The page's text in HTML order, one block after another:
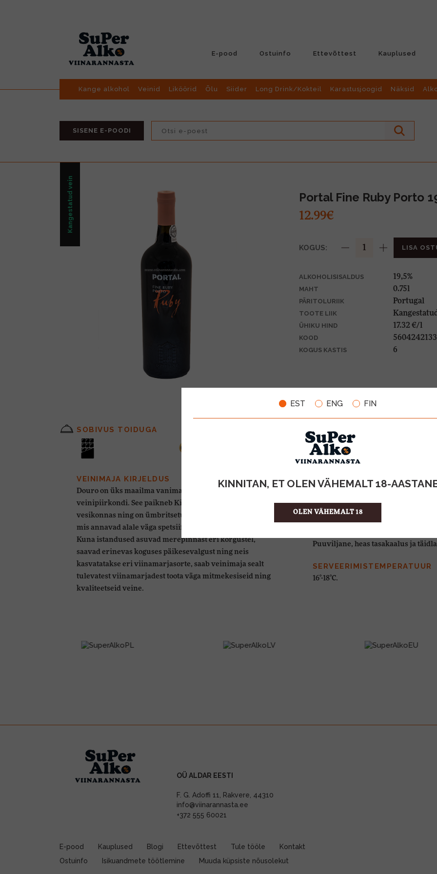
EST ENG FIN
KINNITAN, ET OLEN VÄHEMALT 18-
OLEN VÄHEMALT 18
E-pood Ostuinfo Ettevõttest Kauplused
Kange alkohol Veinid Liköörid Õlu Siider Long Drink/Kokteil Karastusjoogid Näksid
SISENE E-POODI
Kangestatud vein Portal Fine Ruby Porto
12.99€
KOGUS: LISA
ALKOHOLISISALDUS 19,5%
MAHT 0.75l
PÄRITOLURIIK Portugal
TOOTE LIIK
ÜHIKU HIND 17.32 €/l
KOOD
KOGUS KASTIS 6
SOBIVUS TOIDUGA
VEINIMAJA KIRJELDUS
Douro on üks maailma vanimaid ja olulisemaid
veinipiirkondi. See paikneb Kirde-Portugalis, Douro jõe
vesikonnas ning on ümbritsetud kaljustest mägedest,
mis annavad alale väga spetsiifilise mullastiku ja kliima.
Kuna istandused asuvad merepinnast eri kõrgustel,
saavad erinevas koguses päikesevalgust ning neis
kasvatatakse eri viinamarjasorte, saab veinimaja sealt
tulevatest viinamarjadest toota väga mitmekesiseid ning
kvaliteetseid veine.
VIINAMARJAD
Tinta Roriz, Touriga Franca, Tinta
VÄRVUS
Aroom on ühtaegu puuviljane ja
Puuviljane, heas tasakaalus ja
SERVEERIMISTEMPERATUUR
16°-18°C.
OÜ ALDAR EESTI
F. G. Adoffi 11, Rakvere, 44310
info@viinarannasta.ee
+372 555 60021
E-pood Kauplused Blogi Ettevõttest Tule tööle
Kontakt
Ostuinfo
Isikuandmete töötlemine Muuda küpsiste nõusolekut